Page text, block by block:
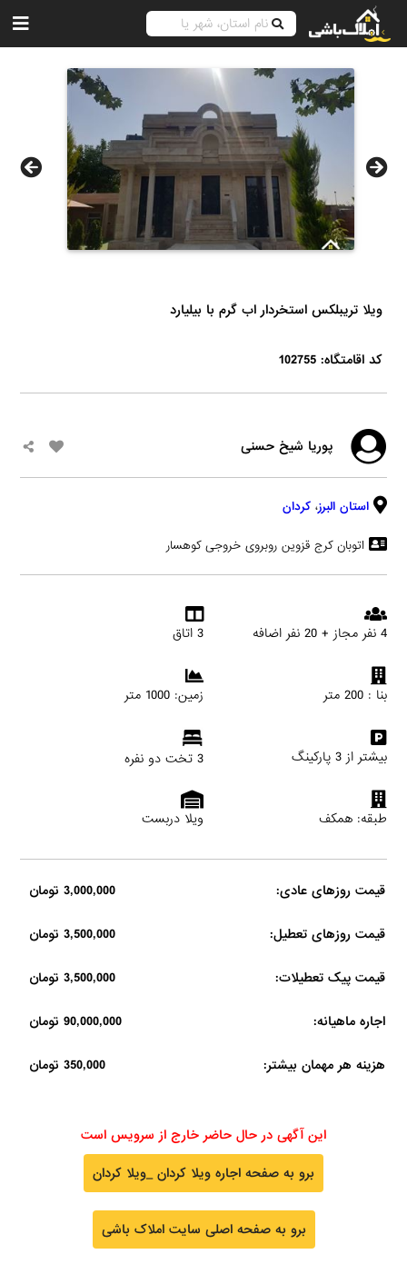
ویلا تریبلکس استخردار اب گرم با بیلیارد
کد اقامتگاه: 102755
پوریا شیخ حسنی
استان البرز، کردان
اتوبان کرج قزوین روبروی خروجی کوهسار
4 نفر مجاز + 20 نفر اضافه 3 اتاق
بنا : 200 متر زمین: 1000 متر
بیشتر از 3 پارکینگ 3 تخت دو نفره
طبقه: همکف ویلا دربست
قیمت روزهای عادی: 3,000,000 تومان
قیمت روزهای تعطیل: 3,500,000 تومان
قیمت پیک تعطیلات: 3,500,000 تومان
اجاره ماهیانه: 90,000,000 تومان
هزینه هر مهمان بیشتر: 350,000 تومان
این آگهی در حال حاضر خارج از سرویس است
برو به صفحه اجاره ویلا کردان _ویلا کردان
برو به صفحه اصلی سایت املاک باشی